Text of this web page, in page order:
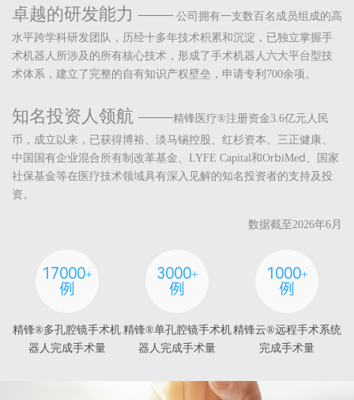
卓越的研发能力 —— 公司拥有一支数百名成员组成的高
水平跨学科研发团队，历经十多年技术积累和沉淀，已独立掌握手
术机器人所涉及的所有核心技术，形成了手术机器人六大平台型技
术体系，建立了完整的自有知识产权壁垒，申请专利700余项。
知名投资人领航 ——精锋医疗®注册资金3.6亿元人民
币，成立以来，已获得博裕、淡马锡控股、红杉资本、三正健康、
中国国有企业混合所有制改革基金、LYFE Capital和OrbiMed、国家
社保基金等在医疗技术领域具有深入见解的知名投资者的支持及投
资。
数据截至2026年6月
17000+
例
精锋®多孔腔镜手术机
器人完成手术量
3000+
例
精锋®单孔腔镜手术机
器人完成手术量
1000+
例
精锋云®远程手术系统
完成手术量